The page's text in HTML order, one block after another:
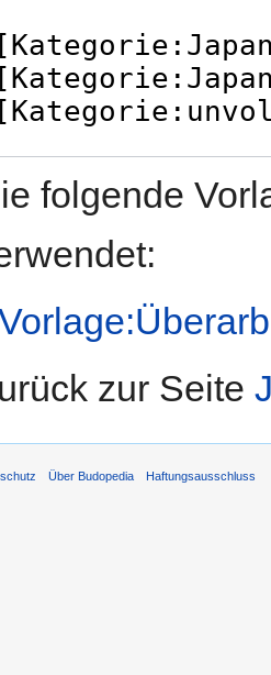
folgende
zur Seite
Über Budopedia Haftungsausschluss